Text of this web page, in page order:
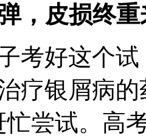
，皮损终重
考好这个
疗银屑病
忙尝试。高